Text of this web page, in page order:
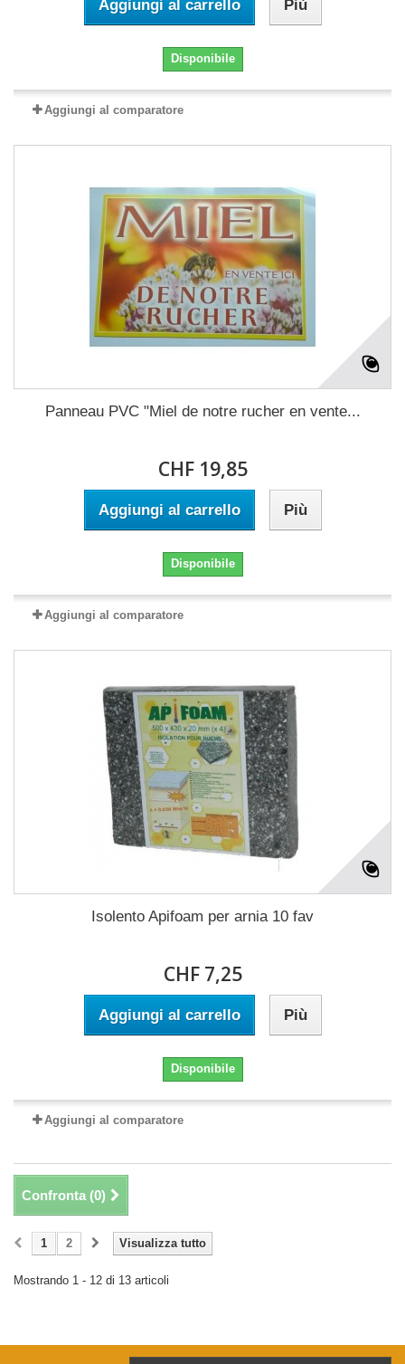
Aggiungi al carrello Più
Disponibile
Aggiungi al comparatore
Panneau PVC "Miel de notre rucher en vente...
CHF 19,85
Aggiungi al carrello Più
Disponibile
Aggiungi al comparatore
Isolento Apifoam per arnia 10 fav
CHF 7,25
Aggiungi al carrello Più
Disponibile
Aggiungi al comparatore
Confronta (0)
Visualizza tutto
1 2
Mostrando 1 - 12 di 13 articoli